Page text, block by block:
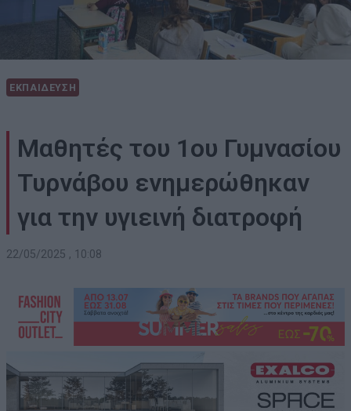
ΕΚΠΑΙΔΕΥΣΗ
Μαθητές του 1ου Γυμνασίου
Τυρνάβου ενημερώθηκαν
για την υγιεινή διατροφή
22/05/2025 , 10:08